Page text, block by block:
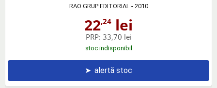
RAO GRUP EDITORIAL - 2010
22,24 lei
PRP: 33,70 lei
stoc indisponibil
➤ alertă stoc